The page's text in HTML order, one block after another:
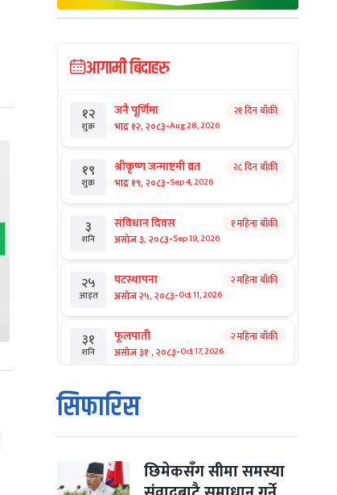
आगामी बिदाहरु
१२
शुक्र
जनै पूर्णिमा
भाद्र १२, २०८३-Aug 28, 2026
२१ दिन बाँकी
१९
शुक्र
श्रीकृष्ण जन्माष्टमी व्रत
भाद्र १९, २०८३-Sep 4, 2026
२८ दिन बाँकी
३
शनि
संविधान दिवस
असोज ३, २०८३-Sep 19, 2026
१ महिना बाँकी
२५
आइत
घटस्थापना
असोज २५, २०८३-Oct 11, 2026
२ महिना बाँकी
३१
शनि
फूलपाती
असोज ३१ , २०८३-Oct 17, 2026
२ महिना बाँकी
१
आइत
कार्तिक सङ्क्रान्ति
कार्तिक १, २०८३
मंगल कार्तिक ३, २०८३-Oct 20, 2026
सिफारिस
छिमेकसँग सीमा समस्या